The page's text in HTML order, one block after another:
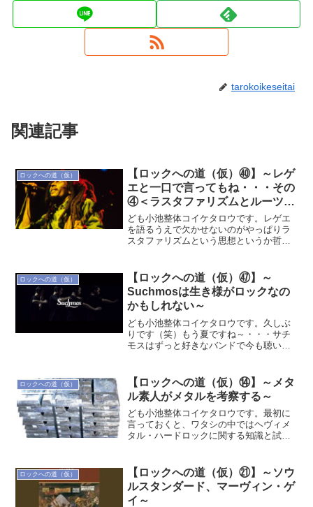
tarokoikeseitai
関連記事
ロックへの道（仮）
【ロックへの道（仮）㊵】～レゲ
エと一口で言ってもね・・・その
④＜ラスタファリズムとルーツロ
ックレゲエ＞～
ども小池整体コイケタロウです。レゲエ
を語るうえで欠かせないのがやっぱりラ
スタファリズムという思想というか哲学
で理解と深さが高まるんだと思います。
元々は公民権運動の流れを...
ロックへの道（仮）
【ロックへの道（仮）㊼】～
Suchmosは生き様がロックなの
かもしれない～
ども小池整体コイケタロウです。久しぶ
りです（笑）もう夏ですね～・・・サチ
モスはずっと好きなバンドで今も聴いて
たちが集まってノリのいい踊れる音楽を
作って軽やかに楽しんでい...
ロックへの道（仮）
【ロックへの道（仮）⑭】～メタ
ル素人がメタルを考察する～
ども小池整体コイケタロウです。最初に
言っておくと、ワタシの中ではヘヴィメ
タル・ハードロックに関する知識と試聴
ぼ化石並みのシロモノであることを断っ
ておきます（笑）まあ言っ...
ロックへの道（仮）
【ロックへの道（仮）㉑】～ソウ
ルスタンダード、マーヴィン・ゲ
イ～